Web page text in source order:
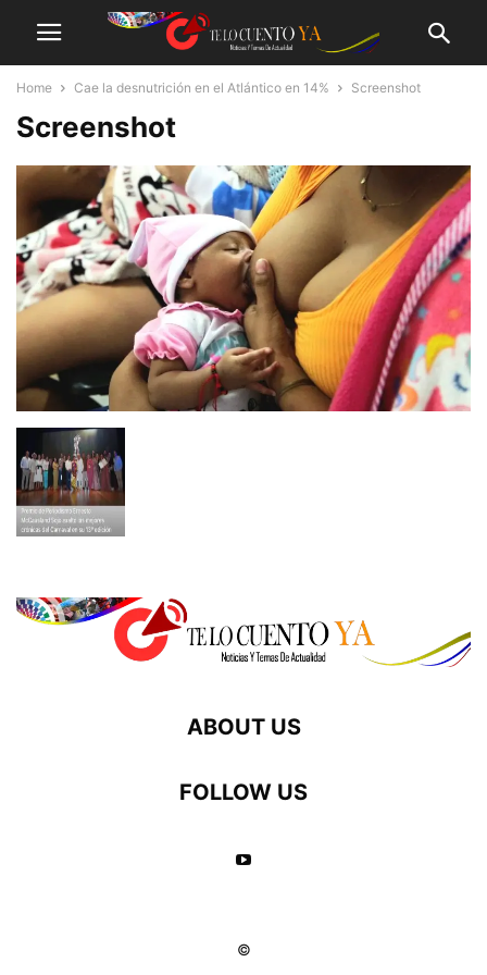
Home Cae la desnutrición en el Atlántico en 14% Screenshot
Screenshot
ABOUT US
FOLLOW US
©